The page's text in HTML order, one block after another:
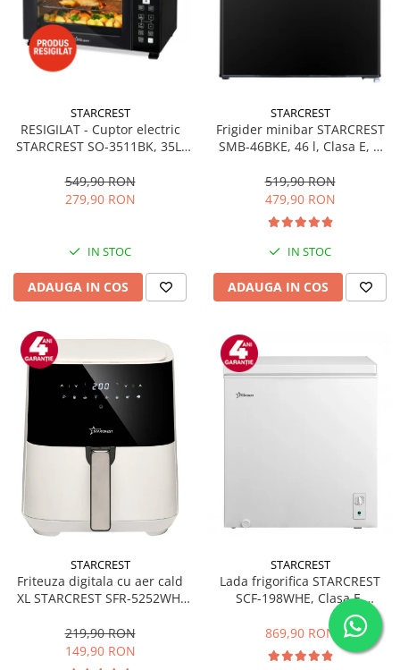
STARCREST
RESIGILAT - Cuptor electric
STARCREST SO-3511BK, 35L,
Programe predefinite,
Interfata digitala, Negru
549,90 RON
279,90 RON
IN STOC
ADAUGA IN COS
STARCREST
Frigider minibar STARCREST
SMB-46BKE, 46 l, Clasa E, H
519,90 RON
479,90 RON
IN STOC
ADAUGA IN COS
STARCREST
Friteuza digitala cu aer cald
XL STARCREST SFR-5252WH,
200 °C, 8 programe
predefinite, Alb
219,90 RON
149,90 RON
STARCREST
Lada frigorifica STARCREST
SCF-198WHE, Clasa E,
Capacitate 198L, Sistem
convertibil - functie frigider,
Termostat reglabil, Alb
869,90 RON